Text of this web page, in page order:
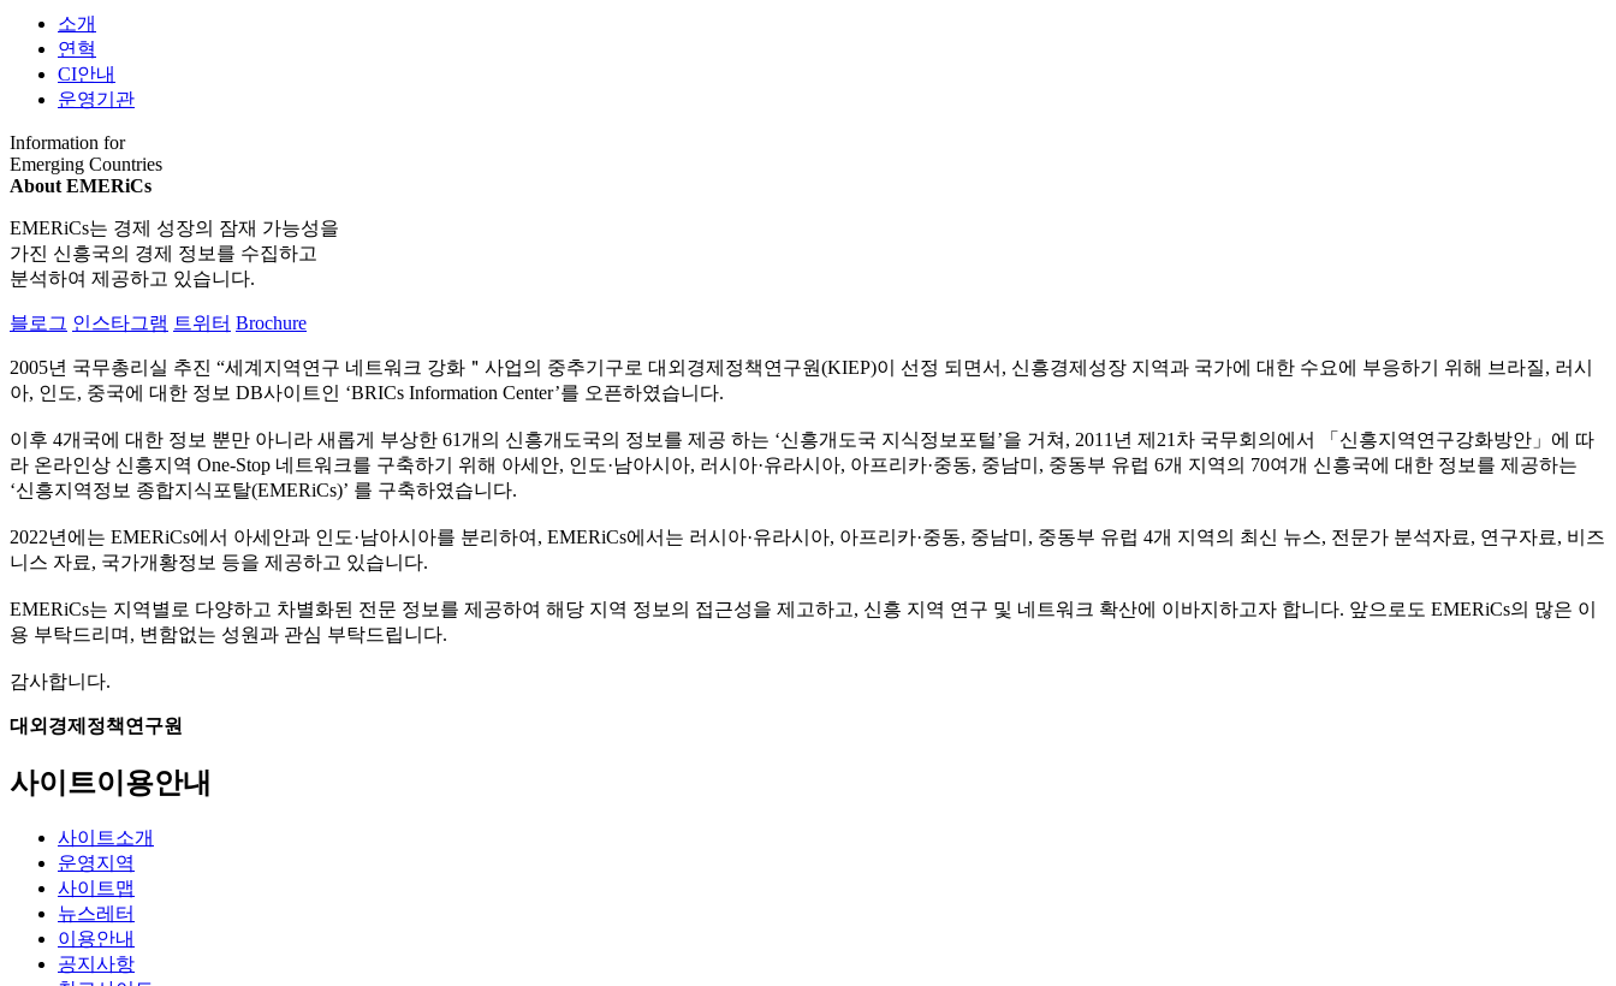
소개
연혁
CI안내
운영기관
Information for
Emerging Countries
About EMERiCs
EMERiCs는 경제 성장의 잠재 가능성을
가진 신흥국의 경제 정보를 수집하고
분석하여 제공하고 있습니다.
블로그 인스타그램 트위터 Brochure
2005년 국무총리실 추진 “세계지역연구 네트워크 강화＂사업의 중추기구로 대외경제정책연구원(KIEP)이 선정 되면서, 신흥경제성장 지역과 국가에 대한 수요에 부응하기 위해 브라질, 러시
아, 인도, 중국에 대한 정보 DB사이트인 ‘BRICs Information Center’를 오픈하였습니다.
이후 4개국에 대한 정보 뿐만 아니라 새롭게 부상한 61개의 신흥개도국의 정보를 제공 하는 ‘신흥개도국 지식정보포털’을 거쳐, 2011년 제21차 국무회의에서 「신흥지역연구강화방안」에 따
라 온라인상 신흥지역 One-Stop 네트워크를 구축하기 위해 아세안, 인도·남아시아, 러시아·유라시아, 아프리카·중동, 중남미, 중동부 유럽 6개 지역의 70여개 신흥국에 대한 정보를 제공하는
‘신흥지역정보 종합지식포탈(EMERiCs)’ 를 구축하였습니다.
2022년에는 EMERiCs에서 아세안과 인도·남아시아를 분리하여, EMERiCs에서는 러시아·유라시아, 아프리카·중동, 중남미, 중동부 유럽 4개 지역의 최신 뉴스, 전문가 분석자료, 연구자료, 비즈
니스 자료, 국가개황정보 등을 제공하고 있습니다.
EMERiCs는 지역별로 다양하고 차별화된 전문 정보를 제공하여 해당 지역 정보의 접근성을 제고하고, 신흥 지역 연구 및 네트워크 확산에 이바지하고자 합니다. 앞으로도 EMERiCs의 많은 이
용 부탁드리며, 변함없는 성원과 관심 부탁드립니다.
감사합니다.
대외경제정책연구원
사이트이용안내
사이트소개
운영지역
사이트맵
뉴스레터
이용안내
공지사항